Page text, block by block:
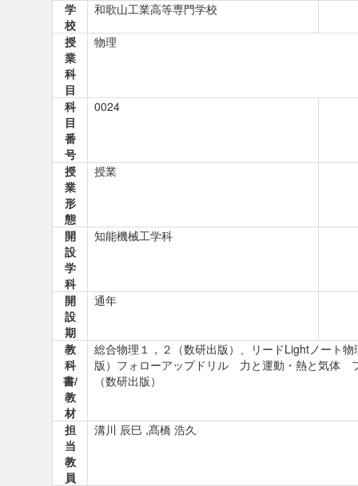
学
校
和歌山工業高等専門学校
授
業
科
目
物理
科
目
番
号
0024
授
業
形
態
授業
開
設
学
科
知能機械工学科
開
設
期
通年
教
科
書/
教
材
総合物理１，２（数研出版）、リードLightノート
版）フォローアップドリル 力と運動・熱と気体
（数研出版）
担
当
教
員
溝川 辰巳 ,髙橋 浩久